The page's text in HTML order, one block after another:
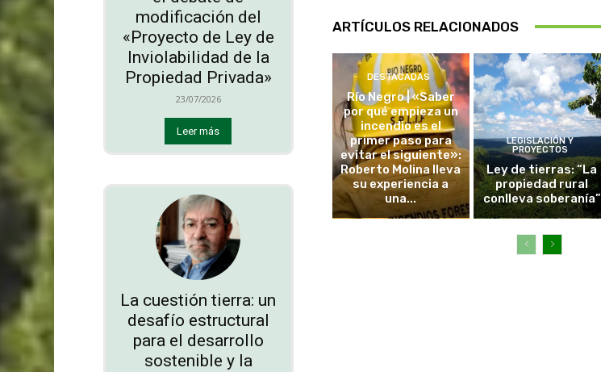
modificación del
«Proyecto de Ley de
Inviolabilidad de la
Propiedad Privada»
23/07/2026
Leer más
La cuestión tierra: un
desafío estructural
para el desarrollo
sostenible y la
ARTÍCULOS RELACIONADOS
DESTACADAS
Río Negro | «Saber
por qué empieza un
incendio es el
primer paso para
evitar el siguiente»:
Roberto Molina lleva
su experiencia a
una...
LEGISLACIÓN Y
PROYECTOS
Ley de tierras: “La
propiedad rural
conlleva soberanía”